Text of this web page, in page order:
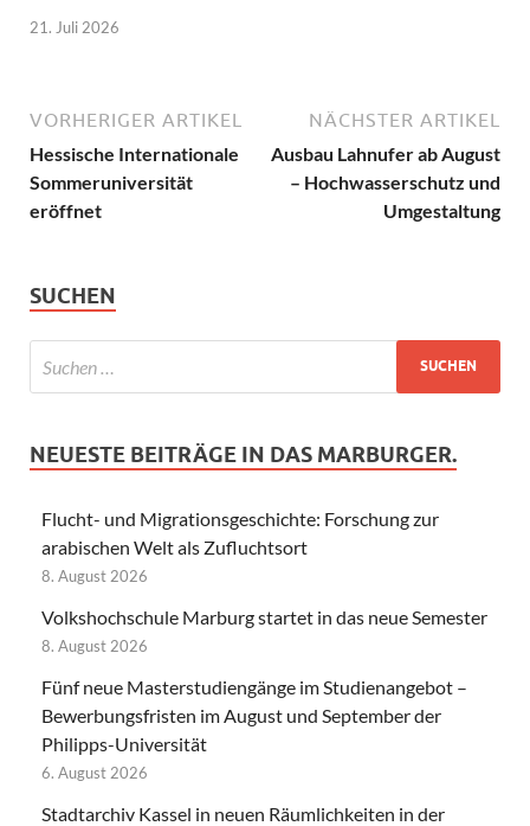
21. Juli 2026
VORHERIGER ARTIKEL
Hessische Internationale
Sommeruniversität
eröffnet
NÄCHSTER ARTIKEL
Ausbau Lahnufer ab August
– Hochwasserschutz und
Umgestaltung
SUCHEN
NEUESTE BEITRÄGE IN DAS MARBURGER.
Flucht- und Migrationsgeschichte: Forschung zur
arabischen Welt als Zufluchtsort
8. August 2026
Volkshochschule Marburg startet in das neue Semester
8. August 2026
Fünf neue Masterstudiengänge im Studienangebot –
Bewerbungsfristen im August und September der
Philipps-Universität
6. August 2026
Stadtarchiv Kassel in neuen Räumlichkeiten in der